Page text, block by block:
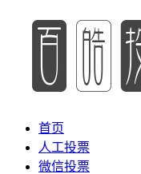
首页
人工投票
微信投票